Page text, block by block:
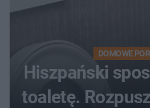
DOMOWE
Hiszpański
toaletę.